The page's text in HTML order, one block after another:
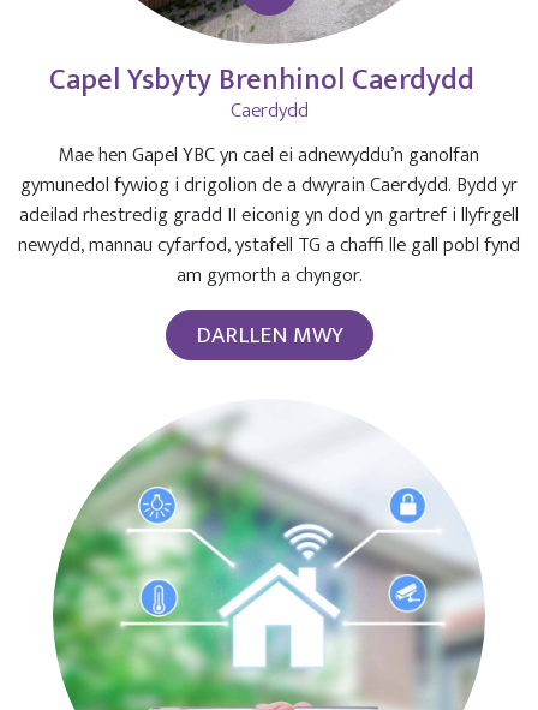
Capel Ysbyty Brenhinol Caerdydd
Caerdydd
Mae hen Gapel YBC yn cael ei adnewyddu’n ganolfan
gymunedol fywiog i drigolion de a dwyrain Caerdydd. Bydd yr
adeilad rhestredig gradd II eiconig yn dod yn gartref i llyfrgell
newydd, mannau cyfarfod, ystafell TG a chaffi lle gall pobl fynd
am gymorth a chyngor.
DARLLEN MWY